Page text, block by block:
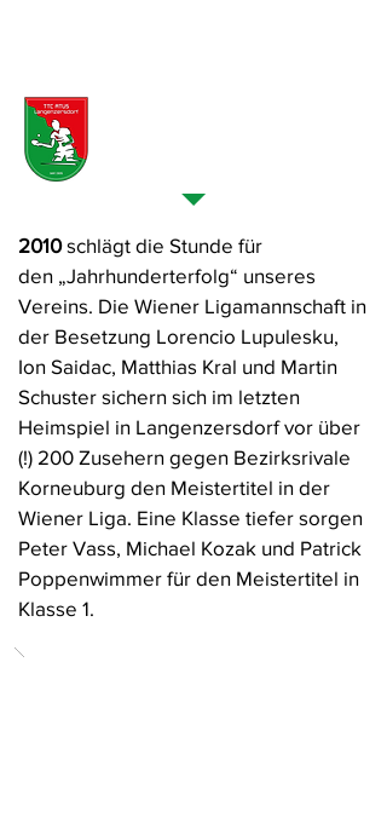
2010schlägt die Stunde für
den „Jahrhunderterfolg“ unseres
Vereins. Die Wiener Ligamannschaft in
der Besetzung Lorencio Lupulesku,
Ion Saidac, Matthias Kral und Martin
Schuster sichern sich im letzten
Heimspiel in Langenzersdorf vor über
(!) 200 Zusehern gegen Bezirksrivale
Korneuburg den Meistertitel in der
Wiener Liga. Eine Klasse tiefer sorgen
Peter Vass, Michael Kozak und Patrick
Poppenwimmer für den Meistertitel in
Klasse 1.